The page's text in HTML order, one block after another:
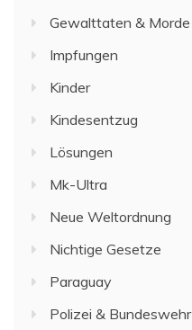
Gewalttaten & Morde
Impfungen
Kinder
Kindesentzug
Lösungen
Mk-Ultra
Neue Weltordnung
Nichtige Gesetze
Paraguay
Polizei & Bundeswehr